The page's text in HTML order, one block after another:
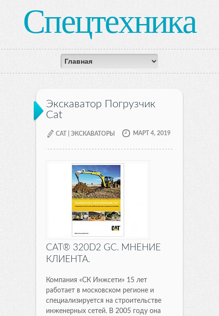
Спецтехника
Экскаватор Погрузчик
Cat
CAT | ЭКСКАВАТОРЫ МАРТ 4, 2019
CAT® 320D2 GC. МНЕНИЕ
КЛИЕНТА.
Компания «СК Инжсети» 15 лет
работает в московском регионе и
специализируется на строительстве
инженерных сетей. В 2005 году она